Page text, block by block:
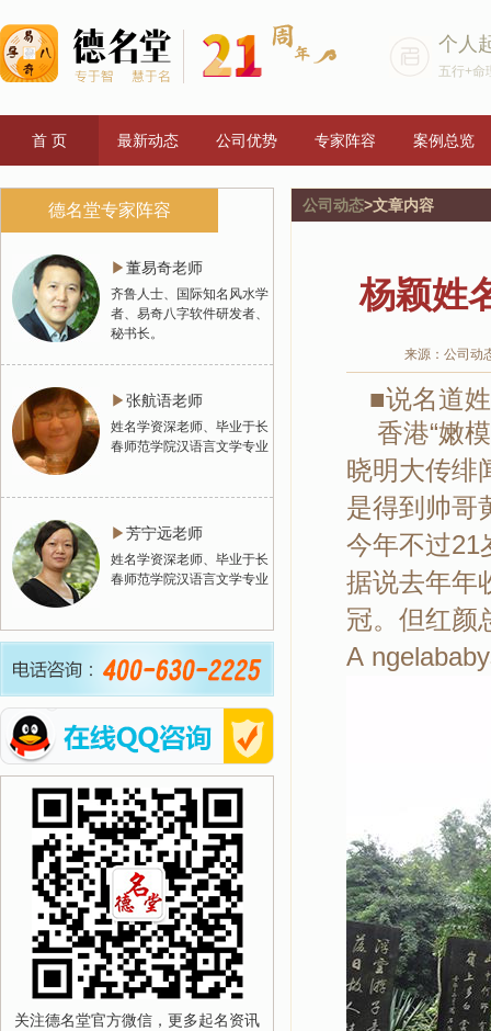
个人
五行+命
首 页 最新动态 公司优势 专家阵容 案例总览
德名堂专家阵容
▶董易奇老师
齐鲁人士、国际知名风水学
者、易奇八字软件研发者、
秘书长。
▶张航语老师
姓名学资深老师、毕业于长
春师范学院汉语言文学专业
▶芳宁远老师
姓名学资深老师、毕业于长
春师范学院汉语言文学专业
关注德名堂官方微信，更多起名资讯
公司动态>文章内容
杨颖姓
来源：公司动
■说名道姓
香港“嫩模
晓明大传绯
是得到帅哥
今年不过21
据说去年年
冠。但红颜
A